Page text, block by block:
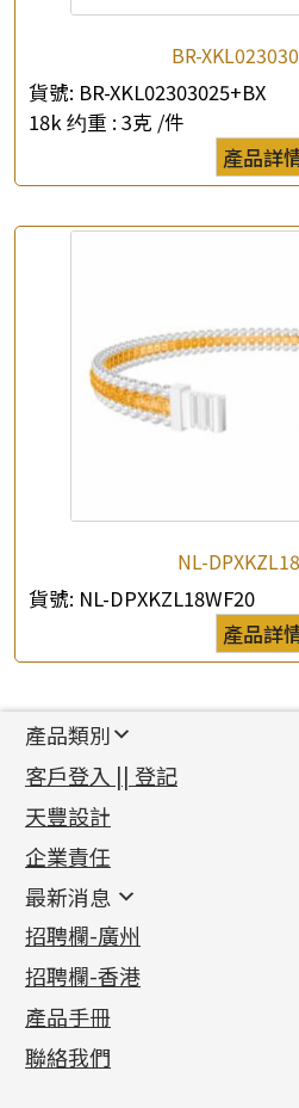
BR-
貨號: BR-XKL02303025+BX
18k 约重 : 3克 /件
產品詳
NL-
貨號: NL-DPXKZL18WF20
產品詳
產品類別
新產品
足金系列
足金配件
機織鏈系列
珠仔鏈
镶口链
管狀網鏈
十字車花鏈系列
十字閃O鏈系列
十字錘打鏈系列
側身車花鏈系列
側身鏈系列
首飾配件
耳環類配件
卷迫系列
螺絲迫系列
梅花迫系列
平臺迫系列
綫拍系列
美拍系列
鏈類配件
動感車花吊墜
調節珠系列
生圈扣系列
龍蝦扣系列
鴨俐制系列
其他類配件
珠盤系列
袖口鈕系列
焊片及鐳射綫
空心車花管
珠類配件
無孔光身珠
空心光身珠
無孔批花珠
鑲口類
四爪頭系列
六爪頭系列
車花片
動感車花片
鑲口戒指
鑲口手鏈系列
首飾系列
手镯系列
戒指系列
空心耳環
空心车花管首饰链
空心手鐲系列
貴金屬原料
千足金
記憶金屬系列
記憶戒指
拉簧珠珠手鏈
記憶鈦手鐲
客戶登入 || 登記
天豐設計
企業責任
最新消息
最新消息
各項證書(2)
相片集(9)
展覽會資訊
最新產品資訊
招聘欄-廣州
招聘欄-香港
產品手冊
聯絡我們